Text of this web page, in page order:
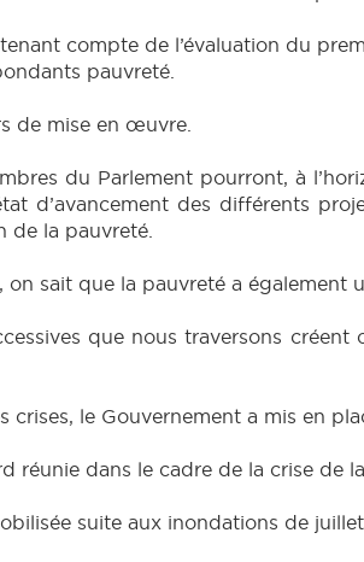
compte de l’évaluation du
pauvreté.
de mise en œuvre.
du Parlement pourront, à
d’avancement des différents
de la pauvreté.
sait que la pauvreté a également
que nous traversons
crises, le Gouvernement a mis en
réunie dans le cadre de la crise de
suite aux inondations de juillet